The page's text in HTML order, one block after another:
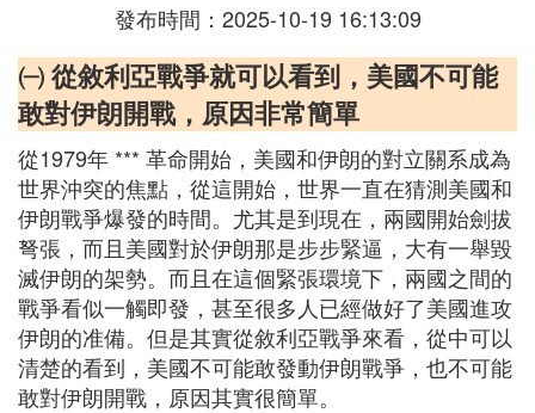
發布時間：2025-10-19 16:13:09
㈠ 從敘利亞戰爭就可以看到，美國不可能
敢對伊朗開戰，原因非常簡單
從1979年 *** 革命開始，美國和伊朗的對立關系成為
世界沖突的焦點，從這開始，世界一直在猜測美國和
伊朗戰爭爆發的時間。尤其是到現在，兩國開始劍拔
弩張，而且美國對於伊朗那是步步緊逼，大有一舉毀
滅伊朗的架勢。而且在這個緊張環境下，兩國之間的
戰爭看似一觸即發，甚至很多人已經做好了美國進攻
伊朗的准備。但是其實從敘利亞戰爭來看，從中可以
清楚的看到，美國不可能敢發動伊朗戰爭，也不可能
敢對伊朗開戰，原因其實很簡單。